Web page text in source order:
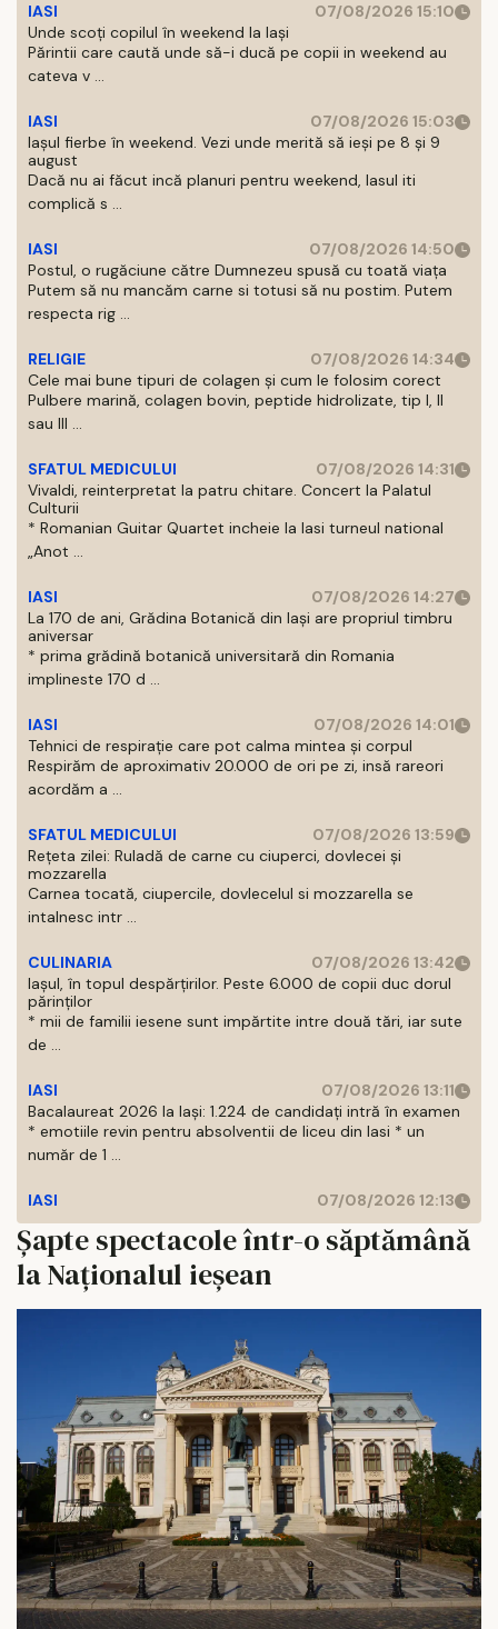
IASI
07/08/2026 15:10
Unde scoți copilul în weekend la Iași
Părintii care caută unde să-i ducă pe copii in weekend au
cateva v ...
IASI
07/08/2026 15:03
Iașul fierbe în weekend. Vezi unde merită să ieși pe 8 și 9
august
Dacă nu ai făcut incă planuri pentru weekend, Iasul iti
complică s ...
IASI
07/08/2026 14:50
Postul, o rugăciune către Dumnezeu spusă cu toată viața
Putem să nu mancăm carne si totusi să nu postim. Putem
respecta rig ...
RELIGIE
07/08/2026 14:34
Cele mai bune tipuri de colagen și cum le folosim corect
Pulbere marină, colagen bovin, peptide hidrolizate, tip I, II
sau III ...
SFATUL MEDICULUI
07/08/2026 14:31
Vivaldi, reinterpretat la patru chitare. Concert la Palatul
Culturii
* Romanian Guitar Quartet incheie la Iasi turneul national
„Anot ...
IASI
07/08/2026 14:27
La 170 de ani, Grădina Botanică din Iași are propriul timbru
aniversar
* prima grădină botanică universitară din Romania
implineste 170 d ...
IASI
07/08/2026 14:01
Tehnici de respirație care pot calma mintea și corpul
Respirăm de aproximativ 20.000 de ori pe zi, insă rareori
acordăm a ...
SFATUL MEDICULUI
07/08/2026 13:59
Rețeta zilei: Ruladă de carne cu ciuperci, dovlecei și
mozzarella
Carnea tocată, ciupercile, dovlecelul si mozzarella se
intalnesc intr ...
CULINARIA
07/08/2026 13:42
Iașul, în topul despărțirilor. Peste 6.000 de copii duc dorul
părinților
* mii de familii iesene sunt impărtite intre două tări, iar sute
de ...
IASI
07/08/2026 13:11
Bacalaureat 2026 la Iași: 1.224 de candidați intră în examen
* emotiile revin pentru absolventii de liceu din Iasi * un
număr de 1 ...
IASI 07/08/2026 12:13
Șapte spectacole într-o săptămână
la Naționalul ieșean